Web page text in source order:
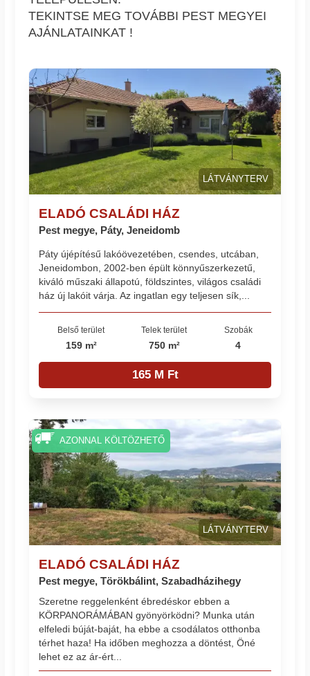
TEKINTSE MEG TOVÁBBI PEST MEGYEI
AJÁNLATAINKAT !
LÁTVÁNYTERV
ELADÓ CSALÁDI HÁZ
Pest megye, Páty, Jeneidomb
Páty újépítésű lakóövezetében, csendes, utcában,
Jeneidombon, 2002-ben épült könnyűszerkezetű,
kiváló műszaki állapotú, földszintes, világos családi
ház új lakóit várja. Az ingatlan egy teljesen sík,...
Belső terület
159 m²
Telek terület
750 m²
Szobák
4
165 M Ft
LÁTVÁNYTERV
ELADÓ CSALÁDI HÁZ
Pest megye, Törökbálint, Szabadházihegy
Szeretne reggelenként ébredéskor ebben a
KÖRPANORÁMÁBAN gyönyörködni? Munka után
elfeledi búját-baját, ha ebbe a csodálatos otthonba
térhet haza! Ha időben meghozza a döntést, Öné
lehet ez az ár-ért...
AZONNAL KÖLTÖZHETŐ